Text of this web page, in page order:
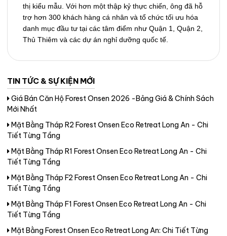
thị kiểu mẫu. Với hơn một thập kỷ thực chiến, ông đã hỗ
trợ hơn 300 khách hàng cá nhân và tổ chức tối ưu hóa
danh mục đầu tư tại các tâm điểm như Quận 1, Quận 2,
Thủ Thiêm và các dự án nghỉ dưỡng quốc tế.
TIN TỨC & SỰ KIỆN MỚI
Giá Bán Căn Hộ Forest Onsen 2026 -Bảng Giá & Chính Sách
Mới Nhất
Mặt Bằng Tháp R2 Forest Onsen Eco Retreat Long An - Chi
Tiết Từng Tầng
Mặt Bằng Tháp R1 Forest Onsen Eco Retreat Long An - Chi
Tiết Từng Tầng
Mặt Bằng Tháp F2 Forest Onsen Eco Retreat Long An - Chi
Tiết Từng Tầng
Mặt Bằng Tháp F1 Forest Onsen Eco Retreat Long An - Chi
Tiết Từng Tầng
Mặt Bằng Forest Onsen Eco Retreat Long An: Chi Tiết Từng